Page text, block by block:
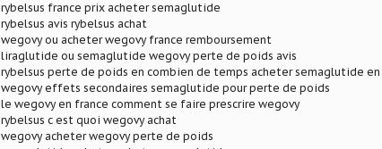
rybelsus france prix acheter semaglutide
rybelsus avis rybelsus achat
wegovy ou acheter wegovy france remboursement
liraglutide ou semaglutide wegovy perte de poids avis
rybelsus perte de poids en combien de temps acheter semaglutide
wegovy effets secondaires semaglutide pour perte de poids
le wegovy en france comment se faire prescrire wegovy
rybelsus c est quoi wegovy achat
wegovy acheter wegovy perte de poids